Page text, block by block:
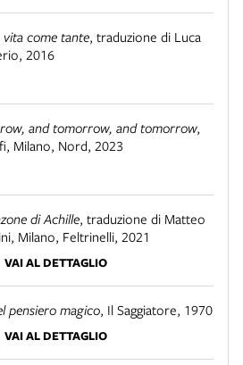
vita come tante, traduzione di Luca
, 2016
and tomorrow, and tomorrow,
, Milano, Nord, 2023
di Achille, traduzione di Matteo
, Milano, Feltrinelli, 2021
VAI AL DETTAGLIO
pensiero magico, Il Saggiatore, 1970
VAI AL DETTAGLIO